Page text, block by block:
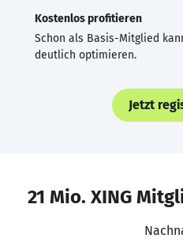
Kostenlos profitieren
Schon als Basis-Mitglied
deutlich optimieren.
Jetzt
21 Mio. XING